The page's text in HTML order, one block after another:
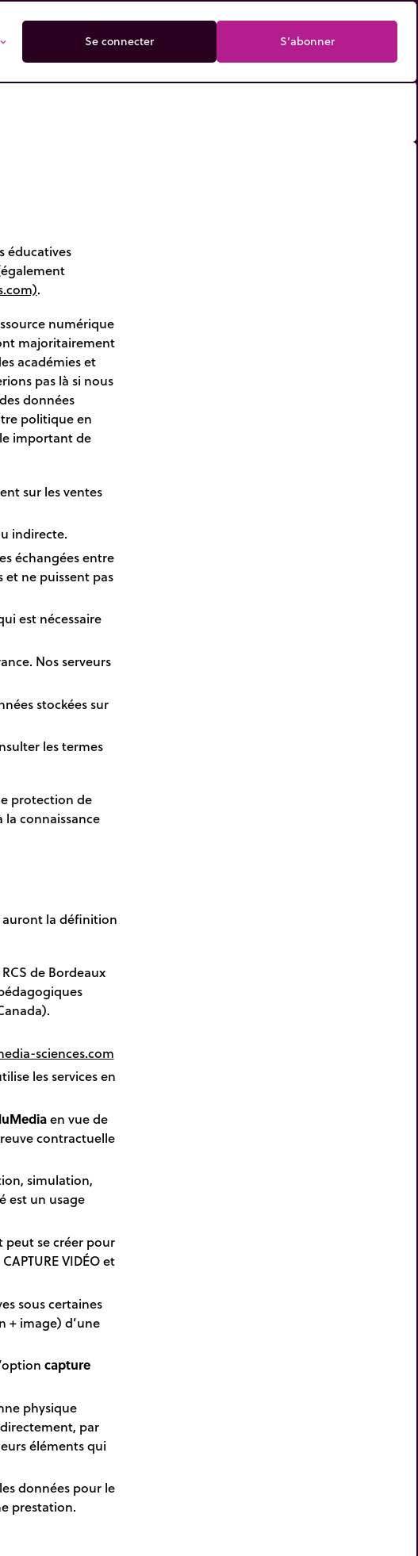
expand_more Se connecter S’abonner
éducatives
.
numérique
majoritairement
académies et
pas là si nous
données
politique en
important de
sur les ventes
indirecte.
échangées entre
et ne puissent pas
est nécessaire
Nos serveurs
stockées sur
les termes
protection de
connaissance
auront la définition
de Bordeaux
sciences.com
les services en
en vue de
contractuelle
simulation,
est un usage
se créer pour
VIDÉO et
sous certaines
+ image) d’une
capture
physique
par
éléments qui
données pour le
prestation.